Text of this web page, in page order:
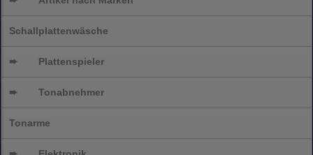
Schallplattenwäsche
➨ Plattenspieler
➨ Tonabnehmer
Tonarme